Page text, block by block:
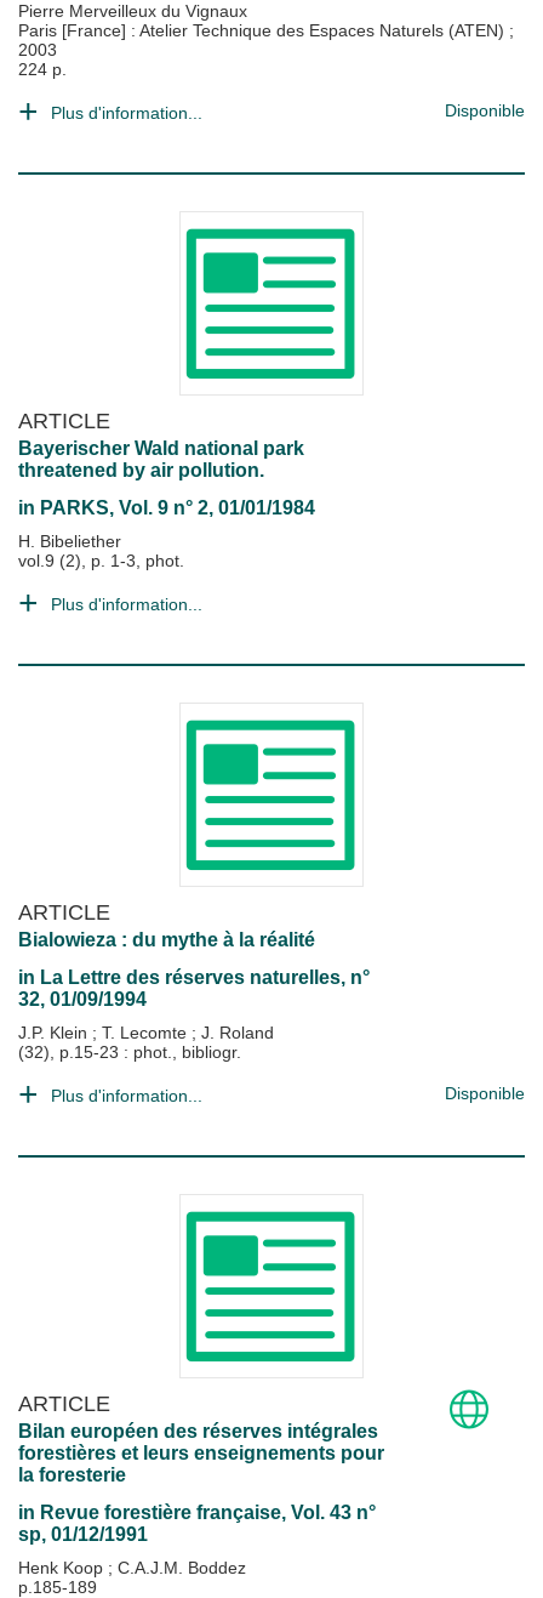
Pierre Merveilleux du Vignaux
Paris [France] : Atelier Technique des Espaces Naturels (ATEN) ;
2003
224 p.
Plus d'information... Disponible
ARTICLE
Bayerischer Wald national park
threatened by air pollution.
in PARKS, Vol. 9 n° 2, 01/01/1984
H. Bibeliether
vol.9 (2), p. 1-3, phot.
Plus d'information...
ARTICLE
Bialowieza : du mythe à la réalité
in La Lettre des réserves naturelles, n°
32, 01/09/1994
J.P. Klein ; T. Lecomte ; J. Roland
(32), p.15-23 : phot., bibliogr.
Plus d'information... Disponible
ARTICLE
Bilan européen des réserves intégrales
forestières et leurs enseignements pour
la foresterie
in Revue forestière française, Vol. 43 n°
sp, 01/12/1991
Henk Koop ; C.A.J.M. Boddez
p.185-189